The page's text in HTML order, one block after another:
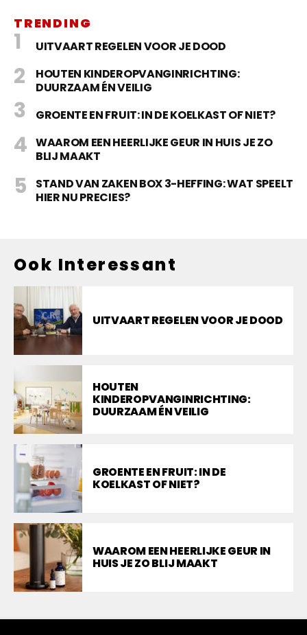
TRENDING
UITVAART REGELEN VOOR JE DOOD
HOUTEN KINDEROPVANGINRICHTING:
DUURZAAM ÉN VEILIG
GROENTE EN FRUIT: IN DE KOELKAST OF NIET?
WAAROM EEN HEERLIJKE GEUR IN HUIS JE ZO
BLIJ MAAKT
STAND VAN ZAKEN BOX 3-HEFFING: WAT SPEELT
HIER NU PRECIES?
Ook Interessant
UITVAART REGELEN VOOR JE DOOD
HOUTEN
KINDEROPVANGINRICHTING:
DUURZAAM ÉN VEILIG
GROENTE EN FRUIT: IN DE
KOELKAST OF NIET?
WAAROM EEN HEERLIJKE GEUR IN
HUIS JE ZO BLIJ MAAKT